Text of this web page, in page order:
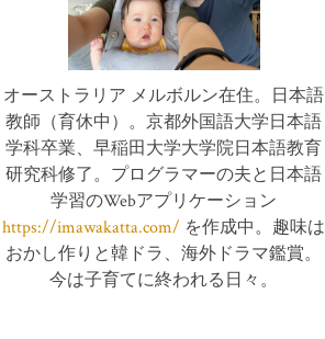
オーストラリア メルボルン在住。日本語
教師（育休中）。京都外国語大学日本語
学科卒業、早稲田大学大学院日本語教育
研究科修了。プログラマーの夫と日本語
学習のWebアプリケーション
https://imawakatta.com/ を作成中。趣味は
おかし作りと韓ドラ、海外ドラマ鑑賞。
今は子育てに終われる日々。